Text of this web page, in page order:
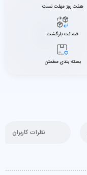
هفت روز مهلت تست
ضمانت بازگشت
بسته بندی مطمئن
نظرات کاربران